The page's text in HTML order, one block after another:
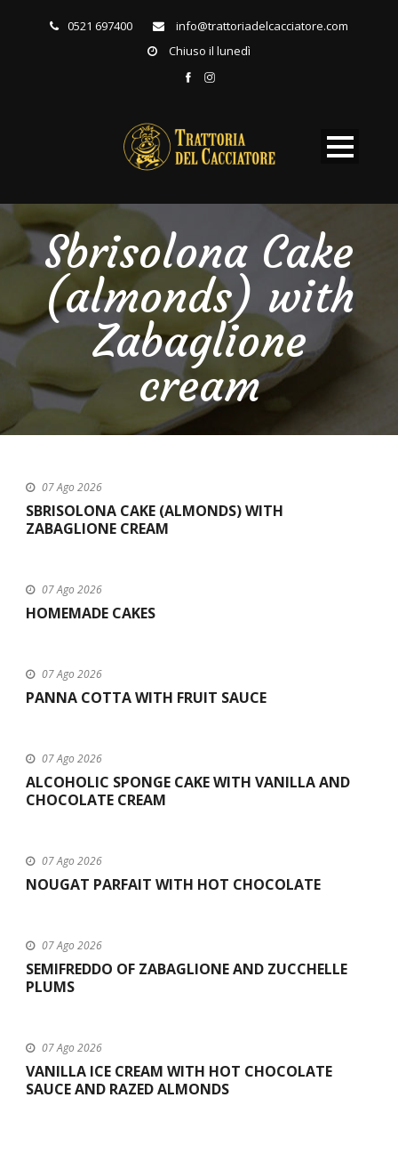
0521 697400
info@trattoriadelcacciatore.com
Chiuso il lunedì
Sbrisolona Cake
(almonds) with
Zabaglione
cream
07 Ago 2026
SBRISOLONA CAKE (ALMONDS) WITH
ZABAGLIONE CREAM
07 Ago 2026
HOMEMADE CAKES
07 Ago 2026
PANNA COTTA WITH FRUIT SAUCE
07 Ago 2026
ALCOHOLIC SPONGE CAKE WITH VANILLA AND
CHOCOLATE CREAM
07 Ago 2026
NOUGAT PARFAIT WITH HOT CHOCOLATE
07 Ago 2026
SEMIFREDDO OF ZABAGLIONE AND ZUCCHELLE
PLUMS
07 Ago 2026
VANILLA ICE CREAM WITH HOT CHOCOLATE
SAUCE AND RAZED ALMONDS